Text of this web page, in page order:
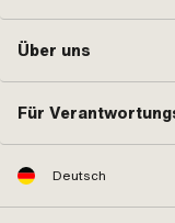
Über uns
Für
Deutsch